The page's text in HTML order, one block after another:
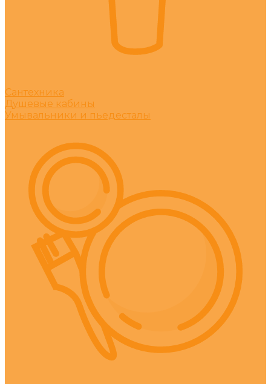
Сантехника
Душевые кабины
Умывальники и пьедесталы